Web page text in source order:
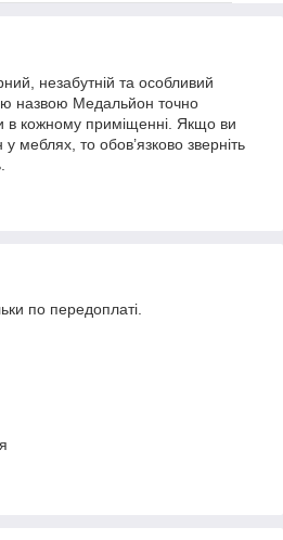
незабутній та особливий
назвою Медальйон точно
в кожному приміщенні. Якщо ви
меблях, то обов’язково зверніть
по передоплаті.